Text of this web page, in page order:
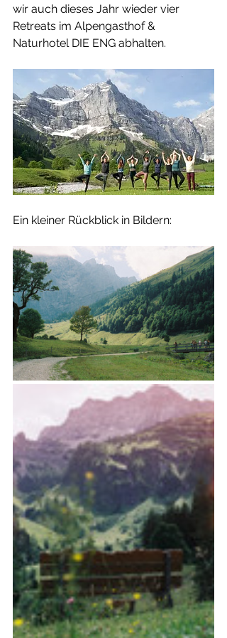
wir auch dieses Jahr wieder vier
Retreats im Alpengasthof &
Naturhotel DIE ENG abhalten.
Ein kleiner Rückblick in Bildern: